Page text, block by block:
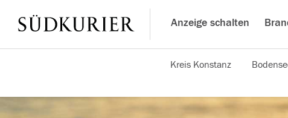
Anzeige schalten
Kreis Konstanz